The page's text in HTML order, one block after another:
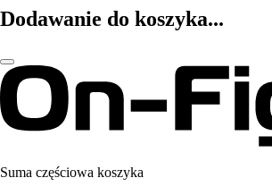
Dodawanie do koszyka...
Suma częściowa koszyka